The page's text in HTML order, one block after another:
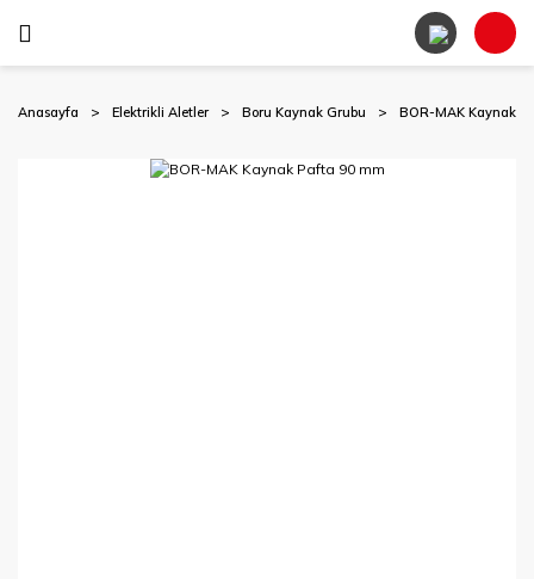
Anasayfa Elektrikli Aletler Boru Kaynak Grubu BOR-MAK Kaynak